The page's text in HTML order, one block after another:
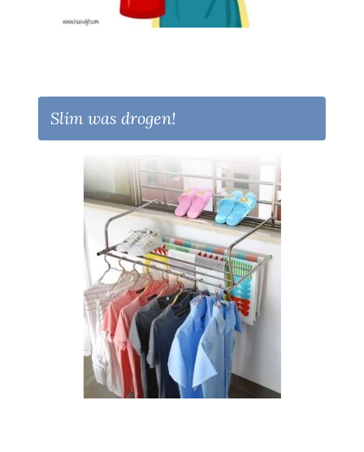
Slim was drogen!